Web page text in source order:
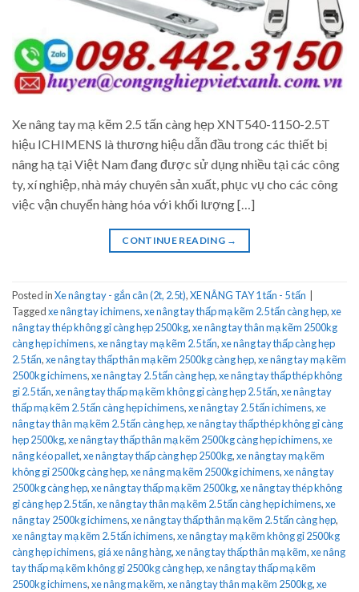
Xe nâng tay mạ kẽm 2.5 tấn càng hẹp XNT540-1150-2.5T
hiệu ICHIMENS là thương hiệu dẫn đầu trong các thiết bị
nâng hạ tại Việt Nam đang được sử dụng nhiều tại các công
ty, xí nghiệp, nhà máy chuyên sản xuất, phục vụ cho các công
việc vận chuyển hàng hóa với khối lượng […]
CONTINUE READING →
Posted inXe nâng tay - gắn cân (2t, 2.5t),XE NÂNG TAY 1 tấn - 5 tấn
Taggedxe nâng tay ichimens,xe nâng tay thấp mạ kẽm 2.5 tấn càng hẹp,xe
nâng tay thép không gỉ càng hẹp 2500kg,xe nâng tay thân mạ kẽm 2500kg
càng hẹp ichimens,xe nâng tay mạ kẽm 2.5 tấn,xe nâng tay thấp càng hẹp
2.5 tấn,xe nâng tay thấp thân mạ kẽm 2500kg càng hẹp,xe nâng tay mạ kẽm
2500kg ichimens,xe nâng tay 2.5 tấn càng hẹp,xe nâng tay thấp thép không
gỉ 2.5 tấn,xe nâng tay thấp mạ kẽm không gỉ càng hẹp 2.5 tấn,xe nâng tay
thấp mạ kẽm 2.5 tấn càng hẹp ichimens,xe nâng tay 2.5 tấn ichimens,xe
nâng tay thân mạ kẽm 2.5 tấn càng hẹp,xe nâng tay thấp thép không gỉ càng
hẹp 2500kg,xe nâng tay thấp thân mạ kẽm 2500kg càng hẹp ichimens,xe
nâng kéo pallet,xe nâng tay thấp càng hẹp 2500kg,xe nâng tay mạ kẽm
không gỉ 2500kg càng hẹp,xe nâng mạ kẽm 2500kg ichimens,xe nâng tay
2500kg càng hẹp,xe nâng tay thấp mạ kẽm 2500kg,xe nâng tay thép không
gỉ càng hẹp 2.5 tấn,xe nâng tay thân mạ kẽm 2.5 tấn càng hẹp ichimens,xe
nâng tay 2500kg ichimens,xe nâng tay thấp thân mạ kẽm 2.5 tấn càng hẹp,
xe nâng tay mạ kẽm 2.5 tấn ichimens,xe nâng tay mạ kẽm không gỉ 2500kg
càng hẹp ichimens, giá xe nâng hàng,xe nâng tay thấp thân mạ kẽm,xe nâng
tay thấp mạ kẽm không gỉ 2500kg càng hẹp,xe nâng tay thấp mạ kẽm
2500kg ichimens,xe nâng mạ kẽm,xe nâng tay thân mạ kẽm 2500kg,xe